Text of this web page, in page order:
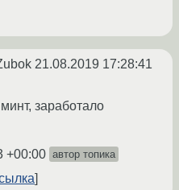
21.08.2019 17:28:41
заработало
+00:00 автор топика